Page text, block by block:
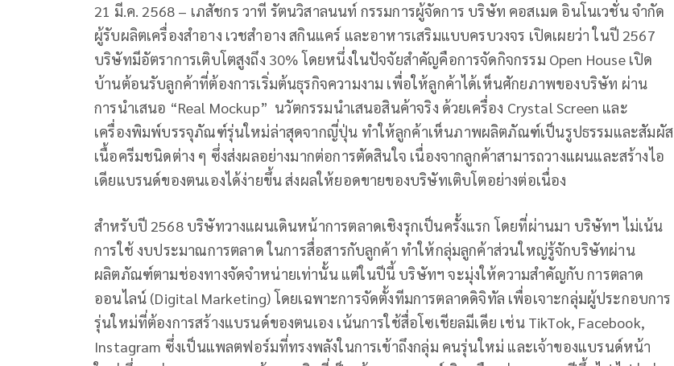
21 มี.ค. 2568 – เภสัชกร วาที รัตนวิสาลนนท์ กรรมการผู้จัดการ บริษัท คอสเมด อินโนเวชั่น จำกัด
ผู้รับผลิตเครื่องสำอาง เวชสำอาง สกินแคร์ และอาหารเสริมแบบครบวงจร เปิดเผยว่า ในปี 2567
บริษัทมีอัตราการเติบโตสูงถึง 30% โดยหนึ่งในปัจจัยสำคัญคือการจัดกิจกรรม Open House เปิด
บ้านต้อนรับลูกค้าที่ต้องการเริ่มต้นธุรกิจความงาม เพื่อให้ลูกค้าได้เห็นศักยภาพของบริษัท ผ่าน
การนำเสนอ “Real Mockup” นวัตกรรมนำเสนอสินค้าจริง ด้วยเครื่อง Crystal Screen และ
เครื่องพิมพ์บรรจุภัณฑ์รุ่นใหม่ล่าสุดจากญี่ปุ่น ทำให้ลูกค้าเห็นภาพผลิตภัณฑ์เป็นรูปธรรมและสัมผัส
เนื้อครีมชนิดต่าง ๆ ซึ่งส่งผลอย่างมากต่อการตัดสินใจ เนื่องจากลูกค้าสามารถวางแผนและสร้างไอ
เดียแบรนด์ของตนเองได้ง่ายขึ้น ส่งผลให้ยอดขายของบริษัทเติบโตอย่างต่อเนื่อง
สำหรับปี 2568 บริษัทวางแผนเดินหน้าการตลาดเชิงรุกเป็นครั้งแรก โดยที่ผ่านมา บริษัทฯ ไม่เน้น
การใช้ งบประมาณการตลาด ในการสื่อสารกับลูกค้า ทำให้กลุ่มลูกค้าส่วนใหญ่รู้จักบริษัทผ่าน
ผลิตภัณฑ์ตามช่องทางจัดจำหน่ายเท่านั้น แต่ในปีนี้ บริษัทฯ จะมุ่งให้ความสำคัญกับ การตลาด
ออนไลน์ (Digital Marketing) โดยเฉพาะการจัดตั้งทีมการตลาดดิจิทัล เพื่อเจาะกลุ่มผู้ประกอบการ
รุ่นใหม่ที่ต้องการสร้างแบรนด์ของตนเอง เน้นการใช้สื่อโซเชียลมีเดีย เช่น TikTok, Facebook,
Instagram ซึ่งเป็นแพลตฟอร์มที่ทรงพลังในการเข้าถึงกลุ่ม คนรุ่นใหม่ และเจ้าของแบรนด์หน้า